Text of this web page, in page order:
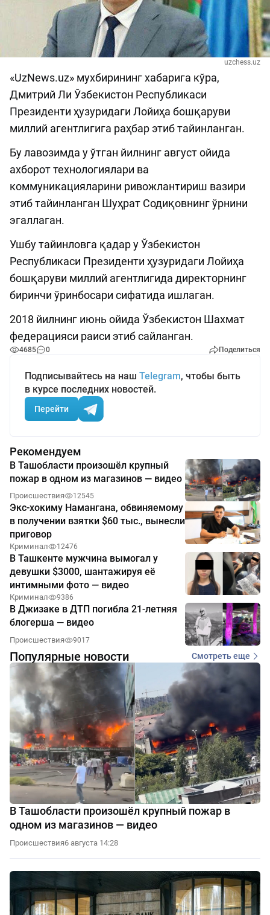
uzchess.uz
«UzNews.uz» мухбирининг хабарига кўра,
Дмитрий Ли Ўзбекистон Республикаси
Президенти ҳузуридаги Лойиҳа бошқаруви
миллий агентлигига раҳбар этиб тайинланган.
Бу лавозимда у ўтган йилнинг август ойида
ахборот технологиялари ва
коммуникацияларини ривожлантириш вазири
этиб тайинланган Шуҳрат Содиқовнинг ўрнини
эгаллаган.
Ушбу тайинловга қадар у Ўзбекистон
Республикаси Президенти ҳузуридаги Лойиҳа
бошқаруви миллий агентлигида директорнинг
биринчи ўринбосари сифатида ишлаган.
2018 йилнинг июнь ойида Ўзбекистон Шахмат
федерацияси раиси этиб сайланган.
4685 0 Поделиться
Подписывайтесь на наш Telegram, чтобы быть
в курсе последних новостей.
Перейти
Рекомендуем
В Ташобласти произошёл крупный
пожар в одном из магазинов — видео
Происшествия 12545
Экс-хокиму Намангана, обвиняемому
в получении взятки $60 тыс., вынесли
приговор
Криминал 12476
В Ташкенте мужчина вымогал у
девушки $3000, шантажируя её
интимными фото — видео
Криминал 9386
В Джизаке в ДТП погибла 21-летняя
блогерша — видео
Происшествия 9017
Популярные новости Смотреть еще
В Ташобласти произошёл крупный пожар в
одном из магазинов — видео
Происшествия6 августа 14:28